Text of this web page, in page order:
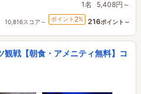
1名 5,408円～
10,816スコア～ ポイント 2% 216ポイント～
観戦【朝食・アメニティ無料】コ